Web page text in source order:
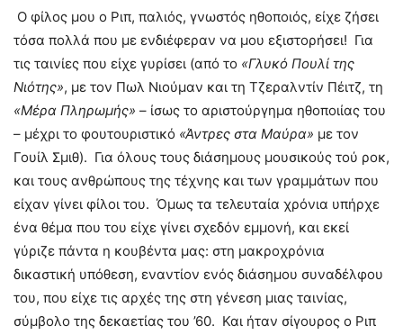
Ο φίλος μου ο Ριπ, παλιός, γνωστός ηθοποιός, είχε ζήσει
τόσα πολλά που με ενδιέφεραν να μου εξιστορήσει! Για
τις ταινίες που είχε γυρίσει (από το «Γλυκό Πουλί της
Νιότης», με τον Πωλ Νιούμαν και τη Τζεραλντίν Πέιτζ, τη
«Μέρα Πληρωμής» – ίσως το αριστούργημα ηθοποιίας του
– μέχρι το φουτουριστικό «Άντρες στα Μαύρα» με τον
Γουίλ Σμιθ). Για όλους τους διάσημους μουσικούς τού ροκ,
και τους ανθρώπους της τέχνης και των γραμμάτων που
είχαν γίνει φίλοι του. Όμως τα τελευταία χρόνια υπήρχε
ένα θέμα που του είχε γίνει σχεδόν εμμονή, και εκεί
γύριζε πάντα η κουβέντα μας: στη μακροχρόνια
δικαστική υπόθεση, εναντίον ενός διάσημου συναδέλφου
του, που είχε τις αρχές της στη γένεση μιας ταινίας,
σύμβολο της δεκαετίας του ’60. Και ήταν σίγουρος ο Ριπ